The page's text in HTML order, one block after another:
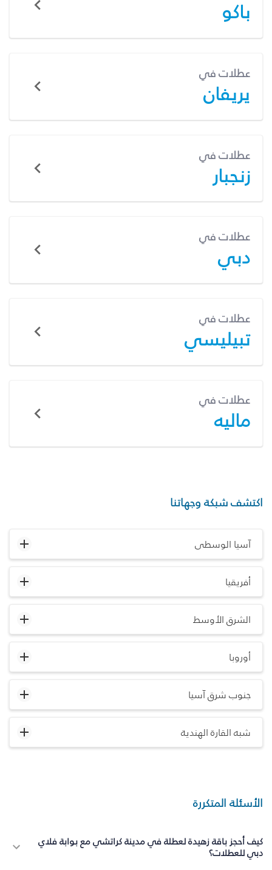
باكو
عطلات في
يريفان
عطلات في
زنجبار
عطلات في
دبي
عطلات في
تبيليسي
عطلات في
ماليه
اكتشف شبكة وجهاتنا
آسيا الوسطى
أفريقيا
الشرق الأوسط
أوروبا
جنوب شرق آسيا
شبه القارة الهندية
الأسئلة المتكررة
كيف أحجز باقة زهيدة لعطلة في مدينة كراتشي مع بوابة فلاي
دبي للعطلات؟